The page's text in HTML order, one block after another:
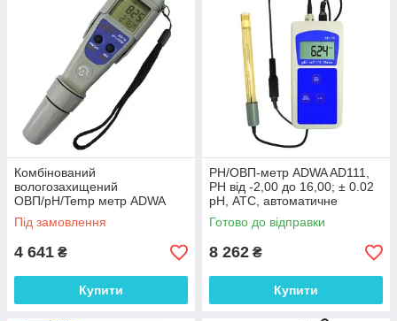
Комбінований
вологозахищений
ОВП/pH/Temp метр ADWA
AD14, -2.00 до 16.00 pH,0 до
±1000mV, АТС, Румунія
Під замовлення
4 641 ₴
Купити
PН/ОВП-метр ADWA AD111,
РН від -2,00 до 16,00; ± 0.02
pH, АТС, автоматичне
калібрування. Угорщина
Готово до відправки
8 262 ₴
Купити